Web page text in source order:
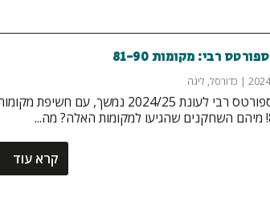
רבי: מקומות 81-90
| כדורסל, ליגה
דירוג ספורטס רבי לעונת 2024/25 נמשך, עם חשיפת
קרא עוד